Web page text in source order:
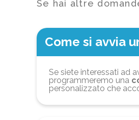
Se hai altre
Come si avvia
Se siete interessati ad
programmeremo una
personalizzato che